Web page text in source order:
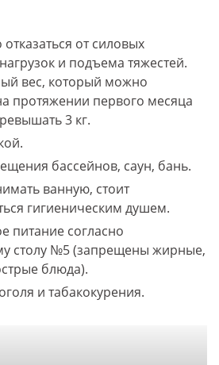
от силовых
и подъема тяжестей.
вес, который можно
протяжении первого месяца
3 кг.
бассейнов, саун, бань.
ванную, стоит
гигиеническим душем.
питание согласно
столу №5 (запрещены жирные,
блюда).
и табакокурения.